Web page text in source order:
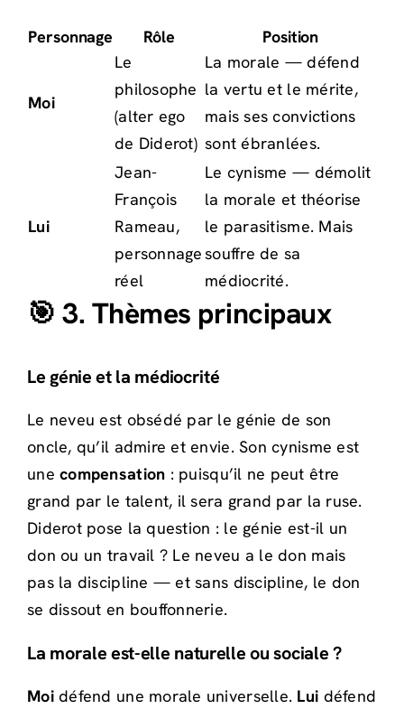
Personnage Rôle Position
Moi
Le
philosophe
(alter ego
de Diderot)
La morale — défend
la vertu et le mérite,
mais ses convictions
sont ébranlées.
Lui
Jean-
François
Rameau,
personnage
réel
Le cynisme — démolit
la morale et théorise
le parasitisme. Mais
souffre de sa
médiocrité.
🎯 3. Thèmes principaux
Le génie et la médiocrité
Le neveu est obsédé par le génie de son
oncle, qu’il admire et envie. Son cynisme est
unecompensation : puisqu’il ne peut être
grand par le talent, il sera grand par la ruse.
Diderot pose la question : le génie est-il un
don ou un travail ? Le neveu a le don mais
pas la discipline — et sans discipline, le don
se dissout en bouffonnerie.
La morale est-elle naturelle ou sociale ?
Moidéfend une morale universelle. Lui défend